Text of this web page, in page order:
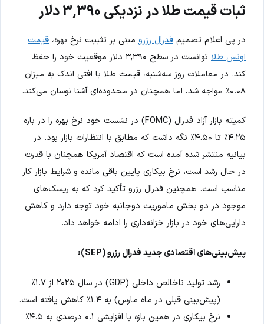
ثبات قیمت طلا در نزدیکی ۳,۳۹۰ دلار
در پی اعلام تصمیم فدرال رزرو مبنی بر تثبیت نرخ بهره، قیمت
اونس طلا
توانست در سطح ۳,۳۹۰ دلار موقعیت خود را حفظ
کند. در معاملات روز سه‌شنبه، قیمت طلا با افتی اندک به میزان
۰.۰۸٪ مواجه شد، اما همچنان در محدوده‌ای آشنا نوسان می‌کند.
کمیته بازار آزاد فدرال (FOMC) در نشست خود نرخ بهره را در بازه
۴.۲۵٪ تا ۴.۵۰٪ نگه داشت که مطابق با انتظارات بازار بود. در
بیانیه منتشر شده آمده است که اقتصاد آمریکا همچنان با قدرت
در حال رشد است، نرخ بیکاری پایین باقی مانده و شرایط بازار کار
مناسب است. همچنین فدرال رزرو تأکید کرد که به ریسک‌های
موجود در دو بخش ماموریت دوجانبه خود توجه دارد و کاهش
دارایی‌های خود در بازار خزانه‌داری را ادامه خواهد داد.
پیش‌بینی‌های اقتصادی جدید فدرال رزرو (SEP):
رشد تولید ناخالص داخلی (GDP) در سال ۲۰۲۵ از ۱.۷٪
(پیش‌بینی قبلی در ماه مارس) به ۱.۴٪ کاهش یافته است.
نرخ بیکاری در همین بازه با افزایشی ۰.۱ درصدی به ۴.۵٪